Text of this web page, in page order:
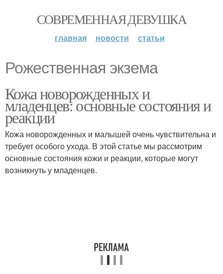
СОВРЕМЕННАЯ ДЕВУШКА
главная новости статьи
Рожественная экзема
Кожа новорожденных и
младенцев: основные состояния и
реакции
Кожа новорожденных и малышей очень чувствительна и
требует особого ухода. В этой статье мы рассмотрим
основные состояния кожи и реакции, которые могут
возникнуть у младенцев.